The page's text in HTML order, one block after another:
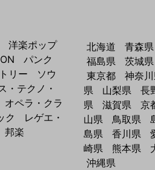
洋楽ポップ
パンク
リー
ソウ
・テクノ・
オペラ・クラ
ク
レゲエ・
邦楽
北海道 青森県
福島県
茨城県
東京都
神奈
県
山梨県 長
県
滋賀県 京
山県
鳥取県
島県
香川県
崎県
熊本県
沖縄県